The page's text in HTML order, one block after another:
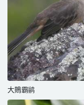
大鵙霸鹟